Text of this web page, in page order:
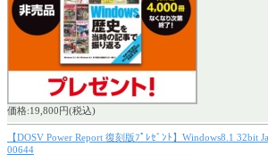
価格:19,800円(税込)
【DOSV Power Report 復刻版ﾌﾟﾚｾﾞﾝﾄ】Windows8.1 32bit
00644